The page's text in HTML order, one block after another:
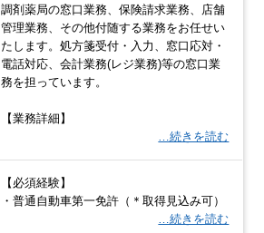
調剤薬局の窓口業務、保険請求業務、店舗
管理業務、その他付随する業務をお任せい
たします。処方箋受付・入力、窓口応対・
電話対応、会計業務(レジ業務)等の窓口業
務を担っています。
【業務詳細】
…続きを読む
【必須経験】
・普通自動車第一免許（＊取得見込み可）
…続きを読む